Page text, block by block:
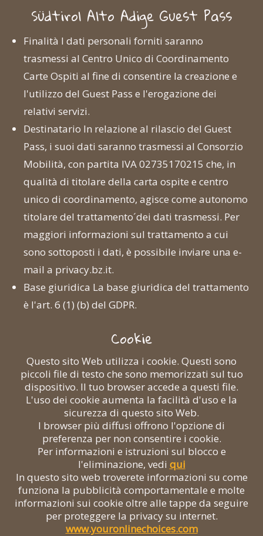
Südtirol Alto Adige Guest Pass
Finalità I dati personali forniti saranno
trasmessi al Centro Unico di Coordinamento
Carte Ospiti al fine di consentire la creazione e
l'utilizzo del Guest Pass e l'erogazione dei
relativi servizi.
Destinatario In relazione al rilascio del Guest
Pass, i suoi dati saranno trasmessi al Consorzio
Mobilità, con partita IVA 02735170215 che, in
qualità di titolare della carta ospite e centro
unico di coordinamento, agisce come autonomo
titolare del trattamento´dei dati trasmessi. Per
maggiori informazioni sul trattamento a cui
sono sottoposti i dati, è possibile inviare una e-
mail a privacy.bz.it.
Base giuridica La base giuridica del trattamento
è l'art. 6 (1) (b) del GDPR.
Cookie
Questo sito Web utilizza i cookie. Questi sono
piccoli file di testo che sono memorizzati sul tuo
dispositivo. Il tuo browser accede a questi file.
L'uso dei cookie aumenta la facilità d'uso e la
sicurezza di questo sito Web.
I browser più diffusi offrono l'opzione di
preferenza per non consentire i cookie.
Per informazioni e istruzioni sul blocco e
l'eliminazione, vedi qui
In questo sito web troverete informazioni su come
funziona la pubblicità comportamentale e molte
informazioni sui cookie oltre alle tappe da seguire
per proteggere la privacy su internet.
www.youronlinechoices.com